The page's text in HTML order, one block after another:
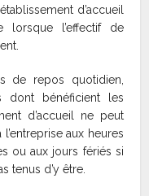
d’accueil
lorsque l’effectif de
de repos quotidien,
dont bénéficient les
d’accueil ne peut
aux heures
ou aux jours fériés si
tenus d’y être.